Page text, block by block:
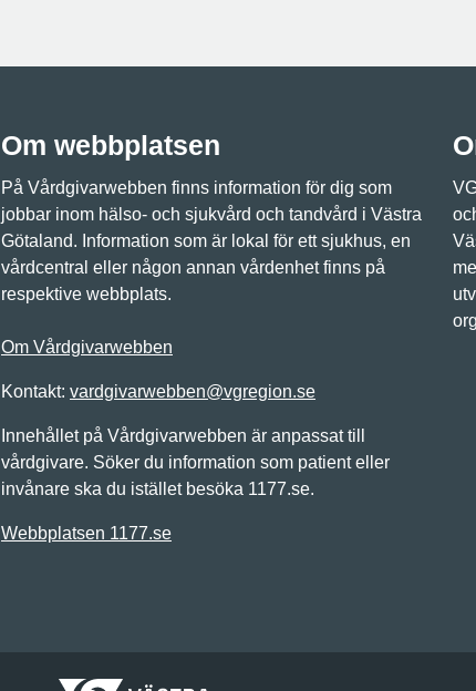
Om webbplatsen
På Vårdgivarwebben finns information för dig som
jobbar inom hälso- och sjukvård och tandvård i Västra
Götaland. Information som är lokal för ett sjukhus, en
vårdcentral eller någon annan vårdenhet finns på
respektive webbplats.
Om Vårdgivarwebben
Kontakt: vardgivarwebben@vgregion.se
Innehållet på Vårdgivarwebben är anpassat till
vårdgivare. Söker du information som patient eller
invånare ska du istället besöka 1177.se.
Webbplatsen 1177.se